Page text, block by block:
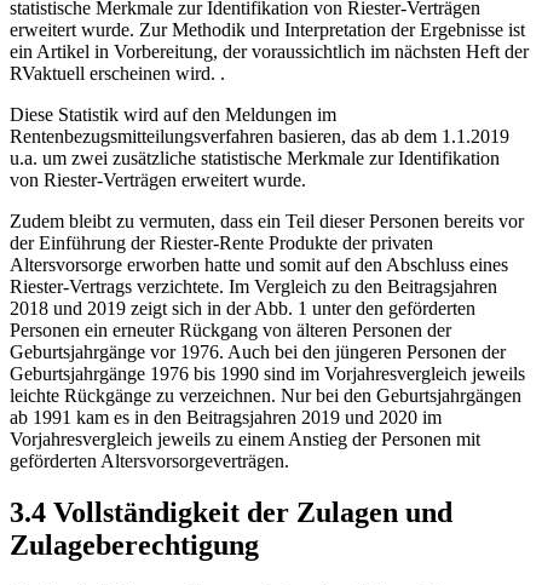
statistische Merkmale zur Identifikation von Riester-Verträgen
erweitert wurde. Zur Methodik und Interpretation der Ergebnisse ist
ein Artikel in Vorbereitung, der voraussichtlich im nächsten Heft der
RVaktuell erscheinen wird. .
Diese Statistik wird auf den Meldungen im
Rentenbezugsmitteilungsverfahren basieren, das ab dem 1.1.2019
u.a. um zwei zusätzliche statistische Merkmale zur Identifikation
von Riester-Verträgen erweitert wurde.
Zudem bleibt zu vermuten, dass ein Teil dieser Personen bereits vor
der Einführung der Riester-Rente Produkte der privaten
Altersvorsorge erworben hatte und somit auf den Abschluss eines
Riester-Vertrags verzichtete. Im Vergleich zu den Beitragsjahren
2018 und 2019 zeigt sich in der Abb. 1 unter den geförderten
Personen ein erneuter Rückgang von älteren Personen der
Geburtsjahrgänge vor 1976. Auch bei den jüngeren Personen der
Geburtsjahrgänge 1976 bis 1990 sind im Vorjahresvergleich jeweils
leichte Rückgänge zu verzeichnen. Nur bei den Geburtsjahrgängen
ab 1991 kam es in den Beitragsjahren 2019 und 2020 im
Vorjahresvergleich jeweils zu einem Anstieg der Personen mit
geförderten Altersvorsorgeverträgen.
3.4 Vollständigkeit der Zulagen und
Zulageberechtigung